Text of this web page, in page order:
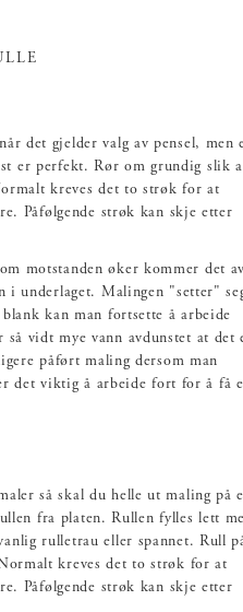
det gjelder valg av pensel, men
er perfekt. Rør om grundig slik
kreves det to strøk for at
Påfølgende strøk kan skje etter
motstanden øker kommer det av
i underlaget. Malingen "setter"
kan man fortsette å arbeide
vidt mye vann avdunstet at det
påført maling dersom man
det viktig å arbeide fort for å få
så skal du helle ut maling på
fra platen. Rullen fylles lett
rulletrau eller spannet. Rull
kreves det to strøk for at
Påfølgende strøk kan skje etter